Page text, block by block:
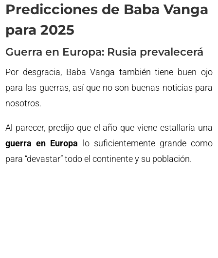
Predicciones de Baba Vanga
para 2025
Guerra en Europa: Rusia prevalecerá
Por desgracia, Baba Vanga también tiene buen ojo
para las guerras, así que no son buenas noticias para
nosotros.
Al parecer, predijo que el año que viene estallaría una
guerra en Europa lo suficientemente grande como
para “devastar” todo el continente y su población.